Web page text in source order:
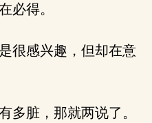
必得。
很感兴趣，但却在意
多脏，那就两说了。